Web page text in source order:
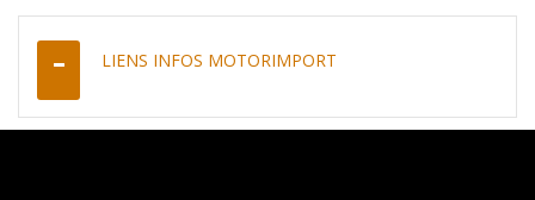
LIENS INFOS MOTORIMPORT